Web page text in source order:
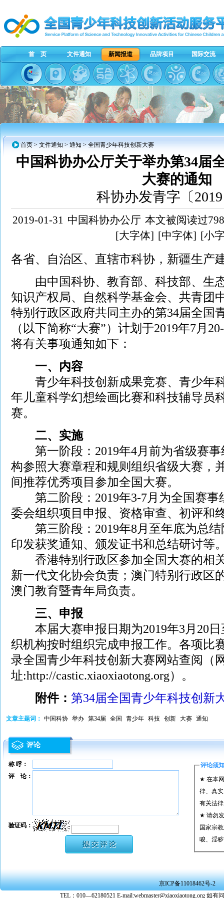
首 页 文件通知 新闻报道 品牌项目 国际交流
首页 > 文件通知 > 通知 > 全国青少年科技创新大赛
中国科协办公厅关于举办第34届
大赛的通知
科协办发青字〔
2019-01-31 中国科协办公厅 本文被阅读过
[大字体] [中字体] [小
各省、自治区、直辖市科协，新疆生产
由中国科协、教育部、科技部、生
知识产权局、自然科学基金会、共青团
特别行政区政府共同主办的第34届全国
（以下简称“大赛”）计划于2019年7月
将有关事项通知如下：
一、内容
青少年科技创新成果竞赛、青少年
年儿童科学幻想绘画比赛和科技辅导员
赛。
二、实施
第一阶段：2019年4月前为省级赛
构参照大赛章程和规则组织省级大赛，
间推荐优秀项目参加全国大赛。
第二阶段：2019年3-7月为全国赛
委会组织项目申报、资格审查、初评和
第三阶段：2019年8月至年底为总
印发获奖通知、颁发证书和总结研讨等
香港特别行政区参加全国大赛的相
新一代文化协会负责；澳门特别行政区
澳门教育暨青年局负责。
三、申报
本届大赛申报日期为2019年3月20
织机构按时组织完成申报工作。各项比
录全国青少年科技创新大赛网站查阅（
址:http://castic.xiaoxiaotong.org）。
附件： 第34届全国青少年科技创新
文章主题词： 中国科协 举办 第34届 全国 青少年 科技 创新 大赛 通知
评论
称 呼： 评论须知
★ 在本
律、真
有关法
★ 请勿
国家宗
唆、淫
★ 承担
★ 在本
转载、
评 论：
验证码：
京ICP备11018462号-2
TEL：010—62180521 E-mail:webmaster@xiaoxiaotong.org 如